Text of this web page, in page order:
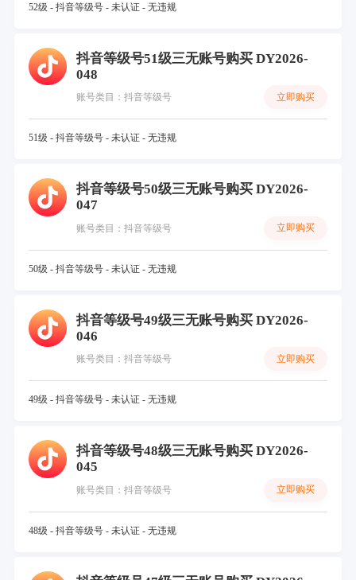
52级 - 抖音等级号 - 未认证 - 无违规
抖音等级号51级三无账号购买 DY2026-
048
账号类目：抖音等级号 立即购买
51级 - 抖音等级号 - 未认证 - 无违规
抖音等级号50级三无账号购买 DY2026-
047
账号类目：抖音等级号 立即购买
50级 - 抖音等级号 - 未认证 - 无违规
抖音等级号49级三无账号购买 DY2026-
046
账号类目：抖音等级号 立即购买
49级 - 抖音等级号 - 未认证 - 无违规
抖音等级号48级三无账号购买 DY2026-
045
账号类目：抖音等级号 立即购买
48级 - 抖音等级号 - 未认证 - 无违规